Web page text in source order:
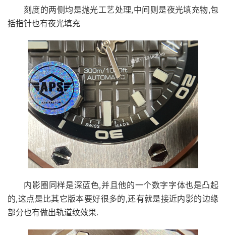
刻度的两侧均是抛光工艺处理,中间则是夜光填充物,包
括指针也有夜光填充
内影圈同样是深蓝色,并且他的一个数字字体也是凸起
的,这点是比其它版本要好很多的,还有就是接近内影的边缘
部分也有做出轨道纹效果.